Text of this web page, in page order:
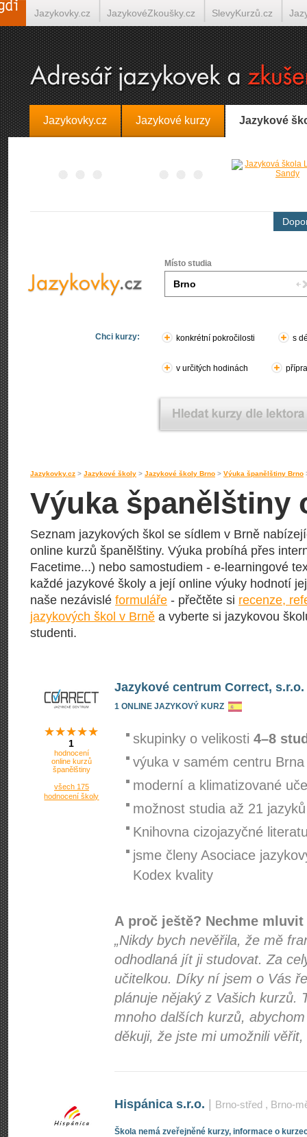
Jazykovky.cz Jazykové kurzy Jazykové
Místo studia
Chci kurzy: konkrétní pokročilosti s
v určitých hodinách
Jazykovky.cz > Jazykové školy > Jazykové školy Brno > Výuka španělštiny Brno
Výuka španělštiny
Seznam jazykových škol se sídlem v Brně
online kurzů španělštiny. Výuka probíhá přes
Facetime...) nebo samostudiem - e-learningové
každé jazykové školy a její online výuky hodnotí
naše nezávislé formuláře - přečtěte si recenze,
jazykových škol v Brně a vyberte si jazykovou
studenti.
Jazykové centrum Correct, s.r.o.
1 ONLINE JAZYKOVÝ KURZ
1
hodnocení
online kurzů
španělštiny
všech 175
hodnocení školy
skupinky o velikosti 4–8
výuka v samém centru
moderní a klimatizované
možnost studia až 21 jazyků
Knihovna cizojazyčné
jsme členy Asociace
Kodex kvality
A proč ještě? Nechme
„Nikdy bych nevěřila, že mě
odhodlaná jít ji studovat. Za
učitelkou. Díky ní jsem o Vás
plánuje nějaký z Vašich kurzů.
mnoho dalších kurzů,
děkuji, že jste mi umožnili
Hispánica s.r.o. Brno-střed , Brno-
Škola nemá zveřejněné kurzy, informace o
Jazykovky.cz JazykovéZkoušky.cz SlevyKurzů.cz
Španělština on-line Italština on-line Tlumočení-